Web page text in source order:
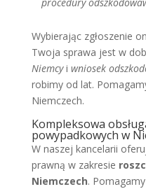
procedury
Wybierając zgłoszenie
Twoja sprawa jest w
Niemcyi wniosek
robimy od lat.
Niemczech.
Kompleksowa
powypadkowych w
W naszej kancelarii
prawną w zakresie
Niemczech.